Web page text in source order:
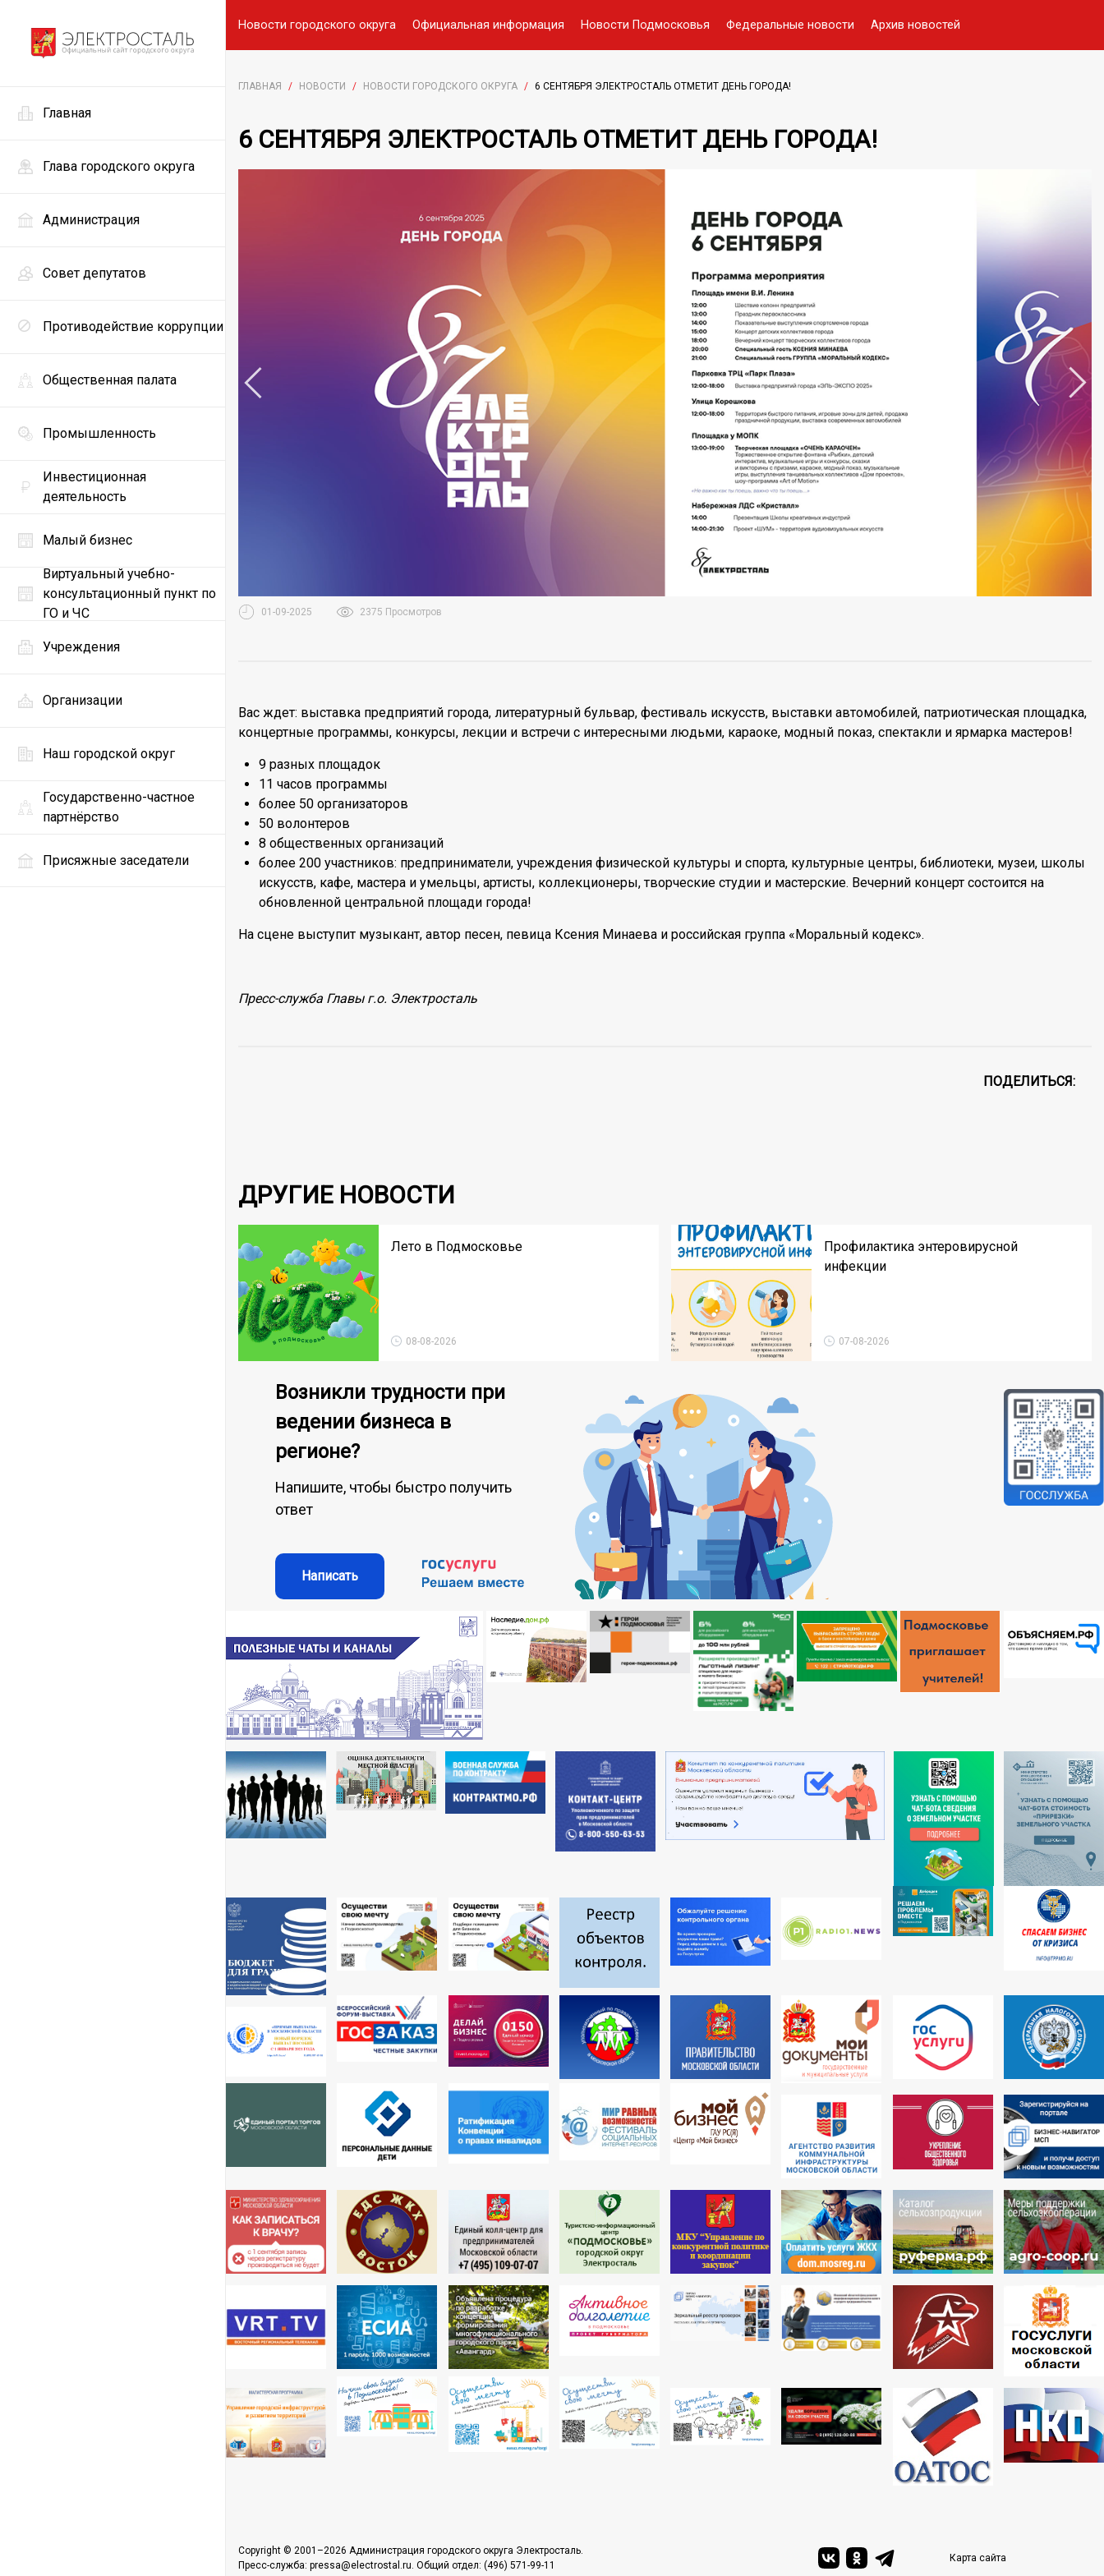
Главная
Глава городского округа
Администрация
Совет депутатов
Противодействие коррупции
Общественная палата
Промышленность
Инвестиционная
деятельность
Малый бизнес
Виртуальный учебно-
консультационный пункт по
ГО и ЧС
Учреждения
Организации
Наш городской округ
Государственно-частное
партнёрство
Присяжные заседатели
Новости городского округа Официальная информация Новости Подмосковья Федеральные новости Архив новостей
ГЛАВНАЯ / НОВОСТИ / НОВОСТИ ГОРОДСКОГО ОКРУГА / 6 СЕНТЯБРЯ ЭЛЕКТРОСТАЛЬ ОТМЕТИТ ДЕНЬ ГОРОДА!
6 СЕНТЯБРЯ ЭЛЕКТРОСТАЛЬ ОТМЕТИТ ДЕНЬ ГОРОДА!
01-09-2025 2375 Просмотров
Вас ждет: выставка предприятий города, литературный бульвар, фестиваль искусств, выставки автомобилей, патриотическая площадка,
концертные программы, конкурсы, лекции и встречи с интересными людьми, караоке, модный показ, спектакли и ярмарка мастеров!
9 разных площадок
11 часов программы
более 50 организаторов
50 волонтеров
8 общественных организаций
более 200 участников: предприниматели, учреждения физической культуры и спорта, культурные центры, библиотеки, музеи, школы
искусств, кафе, мастера и умельцы, артисты, коллекционеры, творческие студии и мастерские. Вечерний концерт состоится на
обновленной центральной площади города!
На сцене выступит музыкант, автор песен, певица Ксения Минаева и российская группа «Моральный кодекс».
Пресс-служба Главы г.о. Электросталь
ПОДЕЛИТЬСЯ:
ДРУГИЕ НОВОСТИ
Лето в Подмосковье
08-08-2026
Профилактика энтеровирусной
инфекции
07-08-2026
Возникли трудности при
ведении бизнеса в
регионе?
Напишите, чтобы быстро получить
ответ
Написать
Copyright © 2001–2026 Администрация городского округа Электросталь.
Пресс-служба: pressa@electrostal.ru. Общий отдел: (496) 571-99-11
Карта сайта